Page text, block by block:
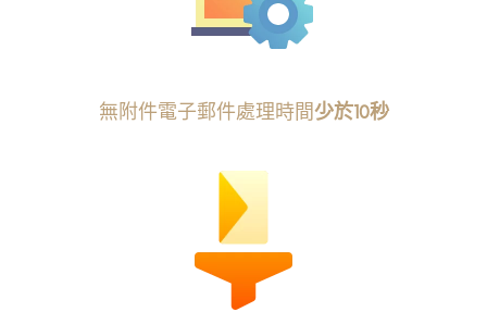
無附件電子郵件處理時間少於10秒